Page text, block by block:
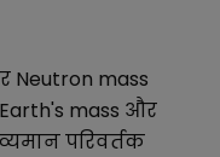
Neutron mass
Earth's mass और
परिवर्तक